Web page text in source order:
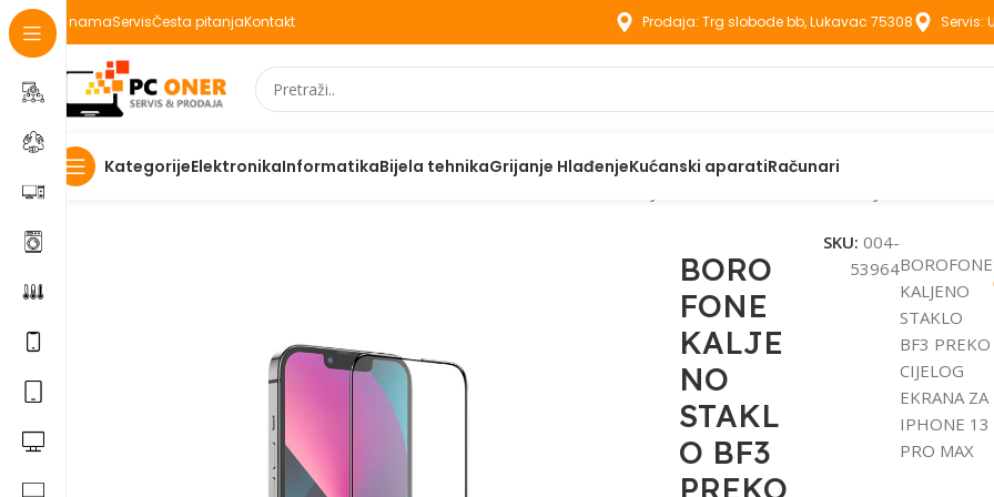
O namaServisČesta pitanjaKontakt Prodaja: Trg slobode bb, Lukavac 75308 Servis:
KategorijeElektronikaInformatikaBijela tehnikaGrijanje HlađenjeKućanski aparatiRačunari
Početna
BORO
FONE
KALJE
NO
STAKL
O BF3
PREKO
SKU: 004-
53964BOROFONE
KALJENO
STAKLO
BF3 PREKO
CIJELOG
EKRANA ZA
IPHONE 13
PRO MAX